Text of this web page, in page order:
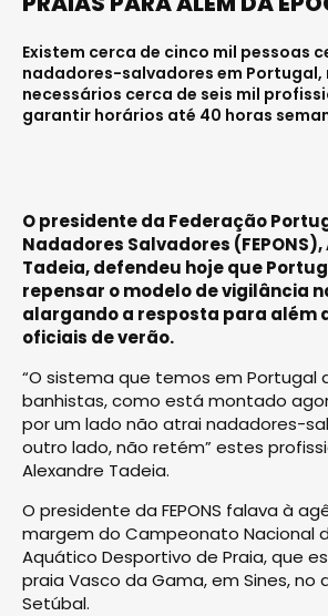
Existem cerca de cinco mil pessoas
nadadores-salvadores em Portugal,
necessários cerca de seis mil
garantir horários até 40 horas
O presidente da Federação
Nadadores Salvadores
Tadeia, defendeu hoje que
repensar o modelo de vigilância
alargando a resposta para além
oficiais de verão.
“O sistema que temos em Portugal
banhistas, como está montado
por um lado não atrai nadadores-
outro lado, não retém” estes
Alexandre Tadeia.
O presidente da FEPONS falava à
margem do Campeonato Nacional
Aquático Desportivo de Praia, que
praia Vasco da Gama, em Sines, no
Setúbal.